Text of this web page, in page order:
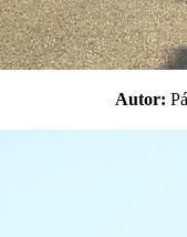
Autor: